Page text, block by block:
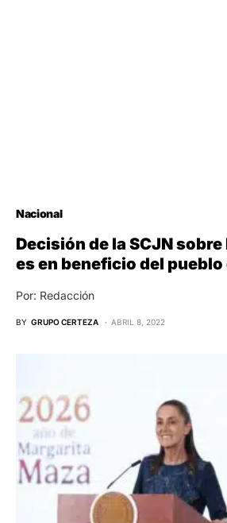
Nacional
Decisión de la SCJN
es en beneficio del pueblo
Por: Redacción
BY GRUPO CERTEZA ABRIL 8, 2022